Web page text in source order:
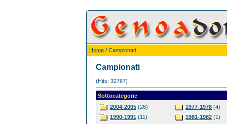
Home / Campionati
Campionati
(Hits: 32767)
Sottocategorie
2004-2005 (26)
1990-1991 (11)
1977-1978 (4)
1981-1982 (1)